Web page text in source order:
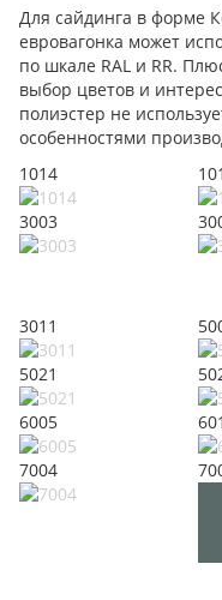
Для сайдинга в форме
евровагонка может
по шкале RAL и RR.
выбор цветов и
полиэстер не
особенностями
1014
3003
3011
5021
6005
7004